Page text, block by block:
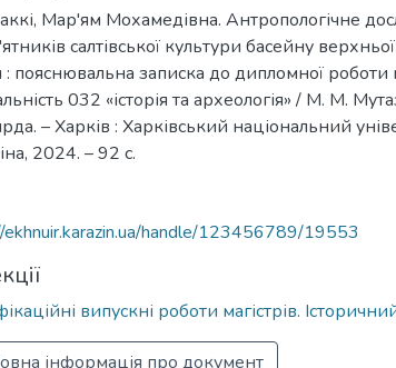
Мар'ям Мохамедівна. Антропологічне
салтівської культури басейну верхньої
пояснювальна записка до дипломної роботи
032 «історія та археологія» / М. М.
– Харків : Харківський національний
2024. – 92 с.
handle/123456789/19553
випускні роботи магістрів.
інформація про документ